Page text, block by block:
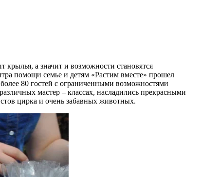
а значит и возможности становятся
помощи семье и детям «Растим вместе» прошел
80 гостей с ограниченными возможностями
мастер – классах, насладились прекрасными
цирка и очень забавных животных.